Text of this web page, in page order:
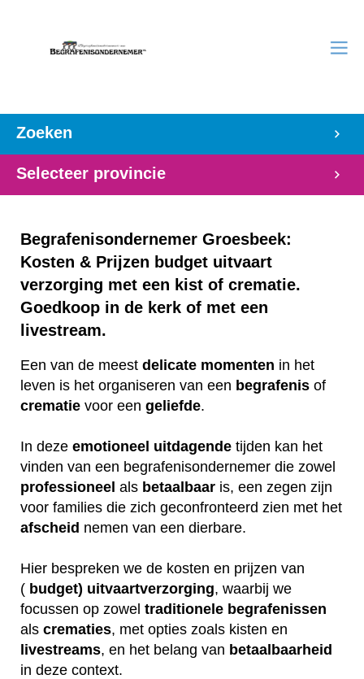
Zoeken
Selecteer provincie
Begrafenisondernemer Groesbeek:
Kosten & Prijzen budget uitvaart
verzorging met een kist of crematie.
Goedkoop in de kerk of met een
livestream.
Een van de meest delicate momenten in het
leven is het organiseren van een begrafenis of
crematie voor een geliefde.
In deze emotioneel uitdagende tijden kan het
vinden van een begrafenisondernemer die zowel
professioneel als betaalbaar is, een zegen zijn
voor families die zich geconfronteerd zien met het
afscheid nemen van een dierbare.
Hier bespreken we de kosten en prijzen van
( budget) uitvaartverzorging, waarbij we
focussen op zowel traditionele begrafenissen
als crematies, met opties zoals kisten en
livestreams, en het belang van betaalbaarheid
in deze context.